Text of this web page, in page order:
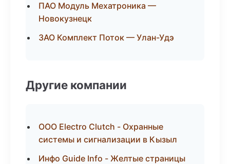
ПАО Модуль Мехатроника —
Новокузнецк
ЗАО Комплект Поток — Улан-Удэ
Другие компании
ООО Electro Clutch - Охранные
системы и сигнализации в Кызыл
Инфо Guide Info - Желтые страницы